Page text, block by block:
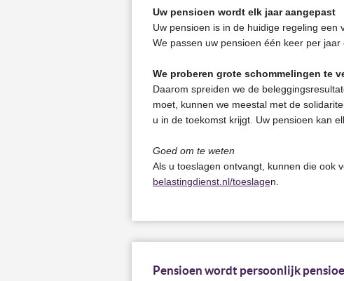
Uw pensioen wordt elk jaar aangepast
Uw pensioen is in de huidige regeling een
We passen uw pensioen één keer per
We proberen grote schommelingen te
Daarom spreiden we de
moet, kunnen we meestal met de
u in de toekomst krijgt. Uw pensioen kan
Goed om te weten
Als u toeslagen ontvangt, kunnen die ook
belastingdienst.nl/toeslagen.
Pensioen wordt persoonlijk